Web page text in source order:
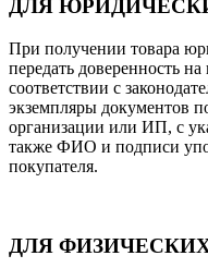
ДЛЯ
При получении товара
передать доверенность
соответствии с
экземпляры документов
организации или ИП, с
также ФИО и подписи
покупателя.
ДЛЯ